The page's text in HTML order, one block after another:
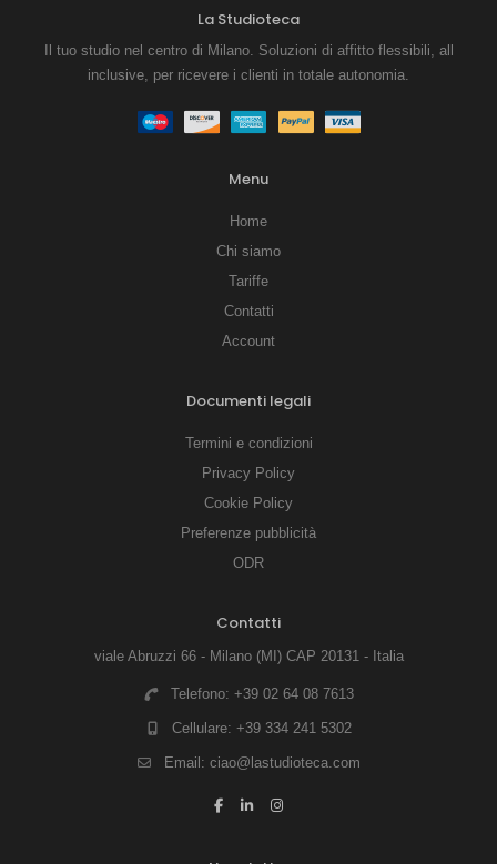
La Studioteca
Il tuo studio nel centro di Milano. Soluzioni di affitto flessibili, all
inclusive, per ricevere i clienti in totale autonomia.
Menu
Home
Chi siamo
Tariffe
Contatti
Account
Documenti legali
Termini e condizioni
Privacy Policy
Cookie Policy
Preferenze pubblicità
ODR
Contatti
viale Abruzzi 66 - Milano (MI) CAP 20131 - Italia
Telefono: +39 02 64 08 7613
Cellulare: +39 334 241 5302
Email: ciao@lastudioteca.com